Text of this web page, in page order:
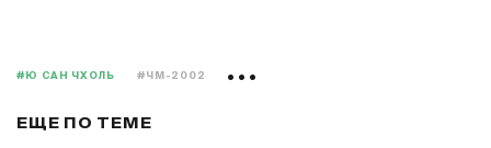
#Ю САН ЧХОЛЬ #ЧМ-2002
ЕЩЕ ПО ТЕМЕ